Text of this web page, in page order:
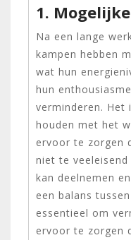
1.
Na een lange
kampen hebben
wat hun
hun
verminderen. Het
houden met het
ervoor te zorgen
niet te
kan deelnemen
een balans
essentieel om
ervoor te zorgen